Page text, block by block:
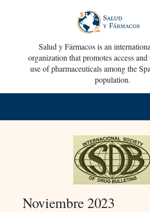
Salud y Fármacos is an
organization that promotes access
use of pharmaceuticals among the
population.
Noviembre 2023